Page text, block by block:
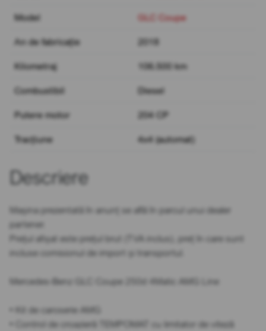
Model GLC Coupe
An de fabricație 2018
Kilometraj 106.500 km
Combustibil Diesel
Putere motor 204 CP
Tracțiune 4x4 (automat)
Descriere
Mașina prezentată în anunț se află în parcul unui dealer
partener.
Prețul afișat este prețul brut (TVA inclus), preț în care sunt
incluse comisionul de import și transportul.
Mercedes-Benz GLC Coupe 250d 4Matic AMG Line
• Kit de caroserie AMG
• Control de croazieră TEMPOMAT cu limitator de viteză